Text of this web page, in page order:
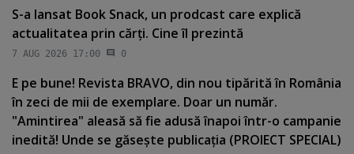
S-a lansat Book Snack, un prodcast care explică
actualitatea prin cărţi. Cine îl prezintă
7 AUG 2026 17:00 0
E pe bune! Revista BRAVO, din nou tipărită în România
în zeci de mii de exemplare. Doar un număr.
"Amintirea" aleasă să fie adusă înapoi într-o campanie
inedită! Unde se găseşte publicaţia (PROIECT SPECIAL)